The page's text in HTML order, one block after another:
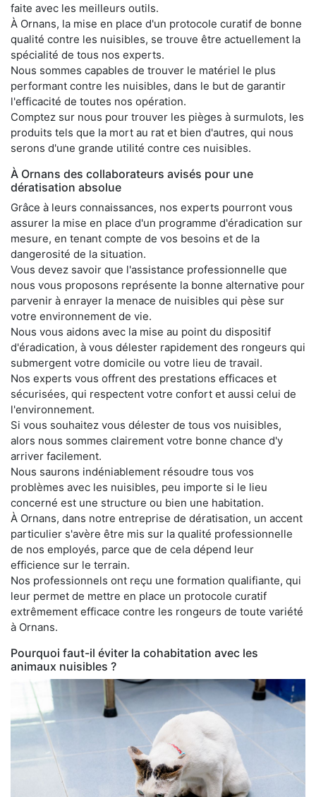
faite avec les meilleurs outils.
À Ornans, la mise en place d'un protocole curatif de bonne
qualité contre les nuisibles, se trouve être actuellement la
spécialité de tous nos experts.
Nous sommes capables de trouver le matériel le plus
performant contre les nuisibles, dans le but de garantir
l'efficacité de toutes nos opération.
Comptez sur nous pour trouver les pièges à surmulots, les
produits tels que la mort au rat et bien d'autres, qui nous
serons d'une grande utilité contre ces nuisibles.
À Ornans des collaborateurs avisés pour une
dératisation absolue
Grâce à leurs connaissances, nos experts pourront vous
assurer la mise en place d'un programme d'éradication sur
mesure, en tenant compte de vos besoins et de la
dangerosité de la situation.
Vous devez savoir que l'assistance professionnelle que
nous vous proposons représente la bonne alternative pour
parvenir à enrayer la menace de nuisibles qui pèse sur
votre environnement de vie.
Nous vous aidons avec la mise au point du dispositif
d'éradication, à vous délester rapidement des rongeurs qui
submergent votre domicile ou votre lieu de travail.
Nos experts vous offrent des prestations efficaces et
sécurisées, qui respectent votre confort et aussi celui de
l'environnement.
Si vous souhaitez vous délester de tous vos nuisibles,
alors nous sommes clairement votre bonne chance d'y
arriver facilement.
Nous saurons indéniablement résoudre tous vos
problèmes avec les nuisibles, peu importe si le lieu
concerné est une structure ou bien une habitation.
À Ornans, dans notre entreprise de dératisation, un accent
particulier s'avère être mis sur la qualité professionnelle
de nos employés, parce que de cela dépend leur
efficience sur le terrain.
Nos professionnels ont reçu une formation qualifiante, qui
leur permet de mettre en place un protocole curatif
extrêmement efficace contre les rongeurs de toute variété
à Ornans.
Pourquoi faut-il éviter la cohabitation avec les
animaux nuisibles ?